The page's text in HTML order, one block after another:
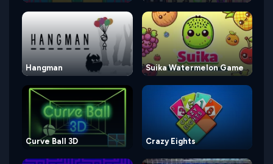
Hangman Suika Watermelon Game
Curve Ball 3D Crazy Eights